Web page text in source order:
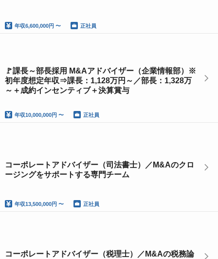
年収6,600,000円 〜 正社員
🚩課長～部長採用 M&Aアドバイザー（企業情報部）※
初年度想定年収⇒課長：1,128万円～／部長：1,328万
～＋成約インセンティブ＋決算賞与
年収10,000,000円 〜 正社員
コーポレートアドバイザー（司法書士）／M&Aのクロ
ージングをサポートする専門チーム
年収13,500,000円 〜 正社員
コーポレートアドバイザー（税理士）／M&Aの税務論